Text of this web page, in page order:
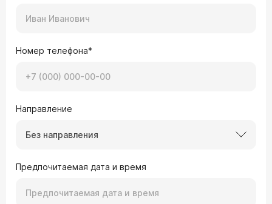
Номер телефона*
Направление
Без направления
Предпочитаемая дата и время